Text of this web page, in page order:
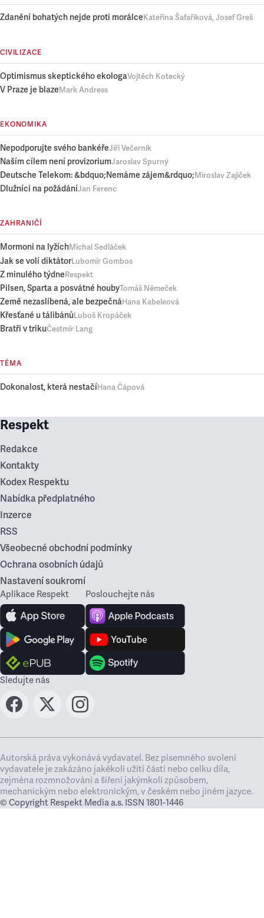
Zdanění bohatých nejde proti morálceKateřina Šafaříková, Josef Greš
CIVILIZACE
Optimismus skeptického ekologaVojtěch Kotecký
V Praze je blazeMark Andress
EKONOMIKA
Nepodporujte svého bankéřeJiří Večerník
Naším cílem není provizoriumJaroslav Spurný
Deutsche Telekom: &bdquo;Nemáme zájem&rdquo;Miroslav Zajíček
Dlužníci na požádáníJan Ferenc
ZAHRANIČÍ
Mormoni na lyžíchMichal Sedláček
Jak se volí diktátorLubomír Gombos
Z minulého týdneRespekt
Pilsen, Sparta a posvátné houbyTomáš Němeček
Země nezaslíbená, ale bezpečnáHana Kabeleová
Křesťané u tálibánůLuboš Kropáček
Bratři v trikuČestmír Lang
TÉMA
Dokonalost, která nestačíHana Čápová
Respekt
Redakce
Kontakty
Kodex Respektu
Nabídka předplatného
Inzerce
RSS
Všeobecné obchodní podmínky
Ochrana osobních údajů
Nastavení soukromí
Aplikace Respekt Poslouchejte nás
Sledujte nás
Autorská práva vykonává vydavatel. Bez písemného svolení
vydavatele je zakázáno jakékoli užití částí nebo celku díla,
zejména rozmnožování a šíření jakýmkoli způsobem,
mechanickým nebo elektronickým, v českém nebo jiném jazyce.
© Copyright Respekt Media a.s. ISSN 1801-1446